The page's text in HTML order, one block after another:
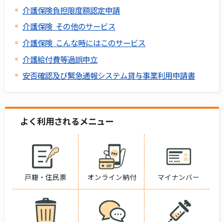
介護保険負担限度額認定申請
介護保険 その他のサービス
介護保険 こんな時にはこのサービス
介護給付費等過誤申立
安否確認及び緊急通報システム貸与事業利用申請書
よく利用されるメニュー
戸籍・住民票 オンライン納付 マイナンバー